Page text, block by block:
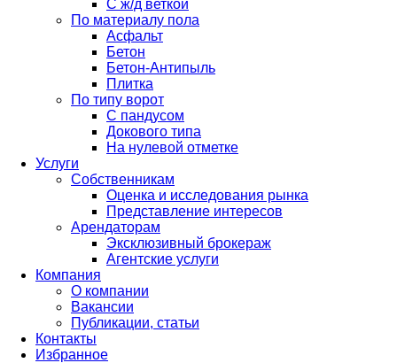
С ж/д веткой
По материалу пола
Асфальт
Бетон
Бетон-Антипыль
Плитка
По типу ворот
С пандусом
Докового типа
На нулевой отметке
Услуги
Собственникам
Оценка и исследования рынка
Представление интересов
Арендаторам
Эксклюзивный брокераж
Агентские услуги
Компания
О компании
Вакансии
Публикации, статьи
Контакты
Избранное